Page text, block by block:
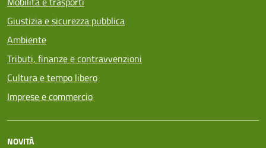
Giustizia e sicurezza pubblica
Ambiente
Tributi, finanze e contravvenzioni
Cultura e tempo libero
Imprese e commercio
NOVITÀ